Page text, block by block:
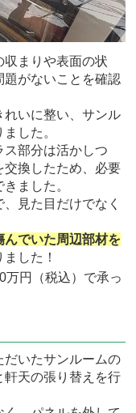
まりや表面の状
題がないことを確認
れいに整い、サンル
した。
部分は活かしつ
交換したため、必要
ました。
見た目だけでなく
でいた周辺部材を
した！
万円（税込）で承っ
だいたサンルームの
軒天の張り替えを行